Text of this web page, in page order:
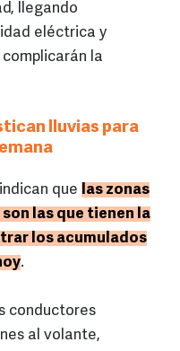
llegando
eléctrica y
la
lluvias para
que las zonas
las que tienen la
los acumulados
.
conductores
al volante,